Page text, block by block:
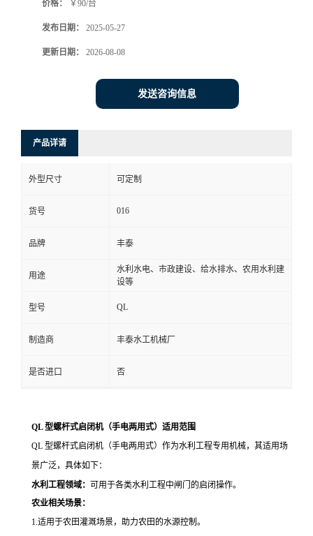
价格： ￥90/台
发布日期： 2025-05-27
更新日期： 2026-08-08
发送咨询信息
产品详请
外型尺寸 可定制
货号 016
品牌 丰泰
用途
水利水电、市政建设、给水排水、农用水利建
设等
型号 QL
制造商 丰泰水工机械厂
是否进口 否
QL型螺杆式启闭机（手电两用式）适用范围
QL 型螺杆式启闭机（手电两用式）作为水利工程专用机械，其适用场
景广泛，具体如下：
水利工程领域： 可用于各类水利工程中闸门的启闭操作。
农业相关场景：
1.适用于农田灌溉场景，助力农田的水源控制。